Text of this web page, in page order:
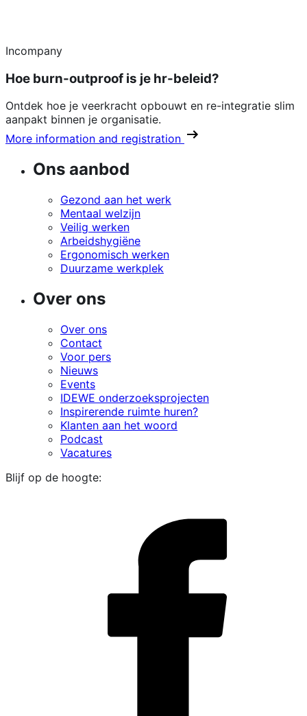
Incompany
Hoe burn-outproof is je hr-beleid?
Ontdek hoe je veerkracht opbouwt en re-integratie slim
aanpakt binnen je organisatie.
More information and registration
Ons aanbod
Gezond aan het werk
Mentaal welzijn
Veilig werken
Arbeidshygiëne
Ergonomisch werken
Duurzame werkplek
Over ons
Over ons
Contact
Voor pers
Nieuws
Events
IDEWE onderzoeksprojecten
Inspirerende ruimte huren?
Klanten aan het woord
Podcast
Vacatures
Blijf op de hoogte: